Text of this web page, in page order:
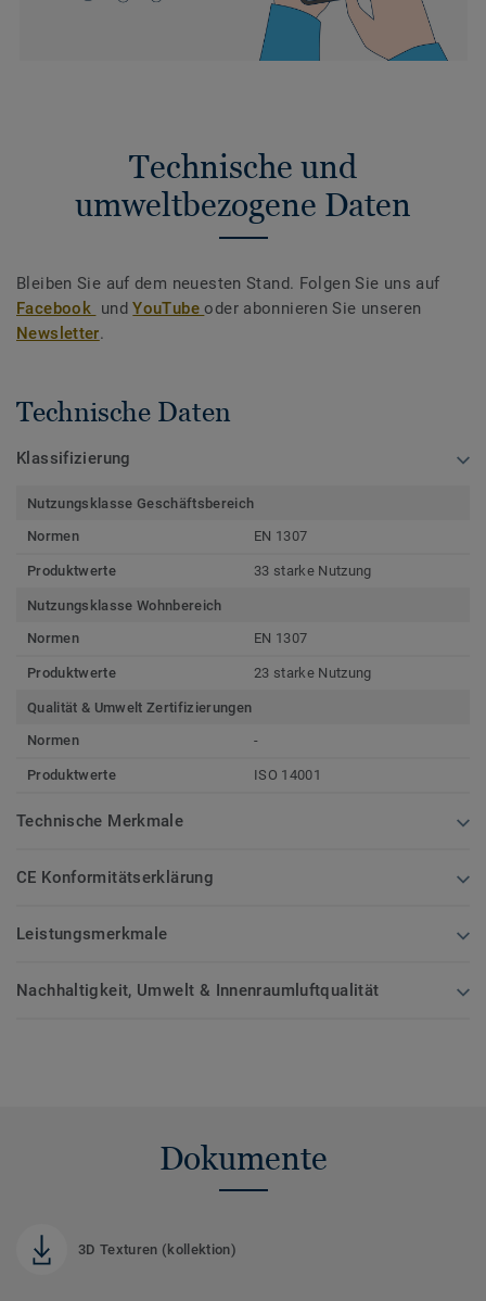
Technische und
umweltbezogene Daten
Bleiben Sie auf dem neuesten Stand. Folgen Sie uns auf
Facebook undYouTubeoder abonnieren Sie unseren
Newsletter.
Technische Daten
Klassifizierung
Nutzungsklasse Geschäftsbereich
Normen
EN 1307
Produktwerte 33 starke Nutzung
Nutzungsklasse Wohnbereich
Normen
EN 1307
Produktwerte 23 starke Nutzung
Qualität & Umwelt Zertifizierungen
Normen
-
Produktwerte ISO 14001
Technische Merkmale
CE Konformitätserklärung
Leistungsmerkmale
Nachhaltigkeit, Umwelt & Innenraumluftqualität
Dokumente
3D Texturen (kollektion)